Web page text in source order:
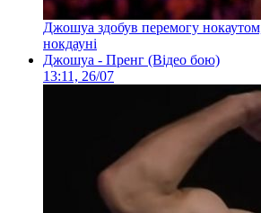
Джошуа здобув перемогу
нокдауні
Джошуа - Пренг (Відео бою)
13:11, 26/07